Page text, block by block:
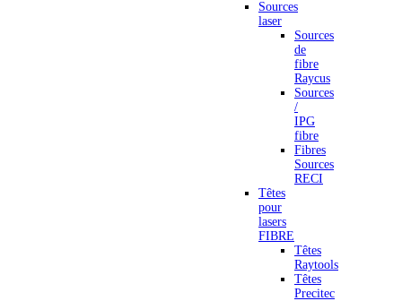
Sources
laser
Sources
de
fibre
Raycus
Sources
/
IPG
fibre
Fibres
Sources
RECI
Têtes
pour
lasers
FIBRE
Têtes
Raytools
Têtes
Precitec